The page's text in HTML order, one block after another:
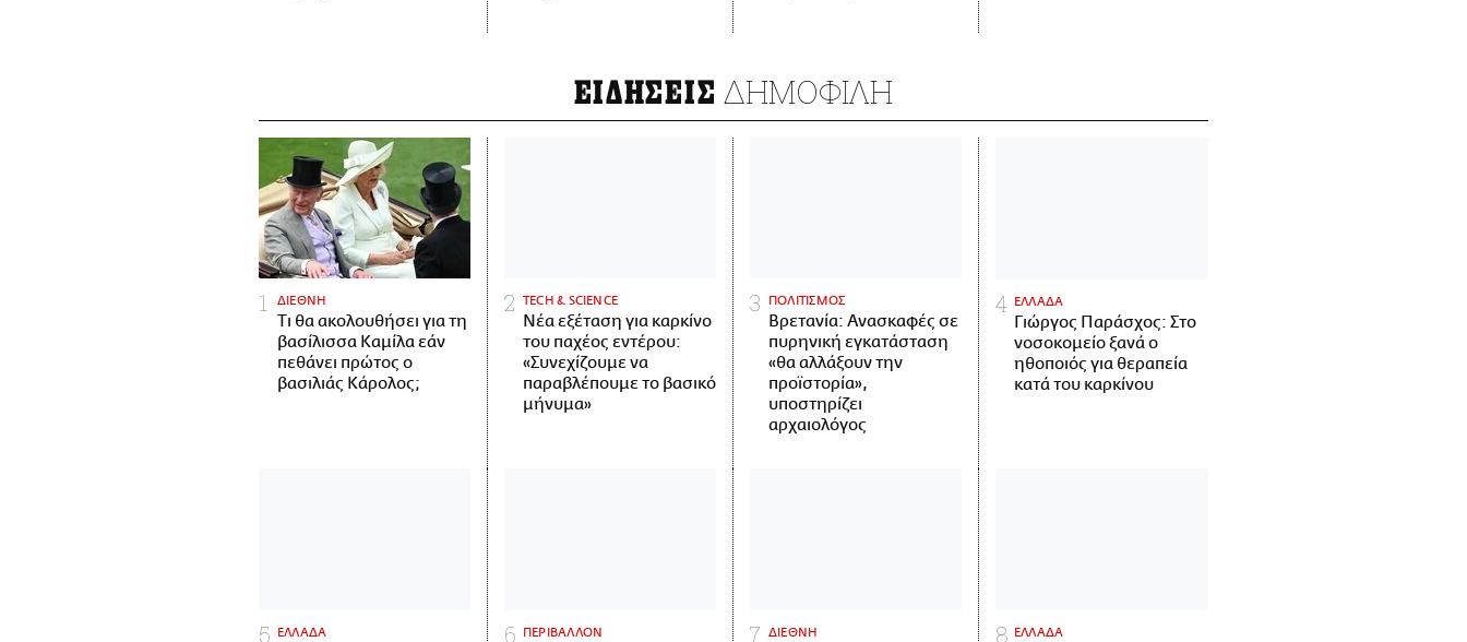
ΕΙΔΗΣΕΙΣ ΔΗΜΟΦΙΛΗ
ΔΙΕΘΝΗ
Τι θα ακολουθήσει για τη
βασίλισσα Καμίλα εάν
πεθάνει πρώτος ο
βασιλιάς Κάρολος;
ΤECH & SCIENCE
Νέα εξέταση για καρκίνο
του παχέος εντέρου:
«Συνεχίζουμε να
παραβλέπουμε το βασικό
μήνυμα»
ΠΟΛΙΤΙΣΜΟΣ
Βρετανία: Ανασκαφές σε
πυρηνική εγκατάσταση
«θα αλλάξουν την
προϊστορία»,
υποστηρίζει
αρχαιολόγος
ΕΛΛΑΔΑ
Γιώργος Παράσχος: Στο
νοσοκομείο ξανά ο
ηθοποιός για θεραπεία
κατά του καρκίνου
ΕΛΛΑΔΑ ΠΕΡΙΒΑΛΛΟΝ ΔΙΕΘΝΗ ΕΛΛΑΔΑ